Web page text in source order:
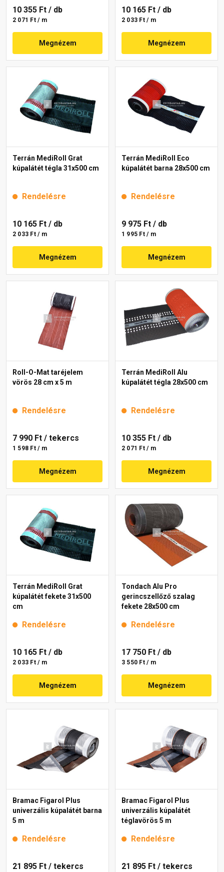
10 355 Ft / db
2 071 Ft / m
Megnézem
10 165 Ft / db
2 033 Ft / m
Megnézem
Terrán MediRoll Grat
kúpalátét tégla 31x500 cm
Rendelésre
10 165 Ft / db
2 033 Ft / m
Megnézem
Terrán MediRoll Eco
kúpalátét barna 28x500 cm
Rendelésre
9 975 Ft / db
1 995 Ft / m
Megnézem
Roll-O-Mat taréjelem
vörös 28 cm x 5 m
Rendelésre
7 990 Ft / tekercs
1 598 Ft / m
Megnézem
Terrán MediRoll Alu
kúpalátét tégla 28x500 cm
Rendelésre
10 355 Ft / db
2 071 Ft / m
Megnézem
Terrán MediRoll Grat
kúpalátét fekete 31x500
cm
Rendelésre
10 165 Ft / db
2 033 Ft / m
Megnézem
Tondach Alu Pro
gerincszellőző szalag
fekete 28x500 cm
Rendelésre
17 750 Ft / db
3 550 Ft / m
Megnézem
Bramac Figarol Plus
univerzális kúpalátét barna
5 m
Rendelésre
21 895 Ft / tekercs
Bramac Figarol Plus
univerzális kúpalátét
téglavörös 5 m
Rendelésre
21 895 Ft / tekercs